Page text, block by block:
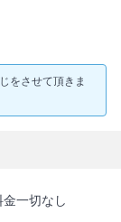
をさせて頂きま
金一切なし